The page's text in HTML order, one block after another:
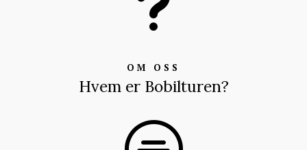
OM OSS
Hvem er Bobilturen?